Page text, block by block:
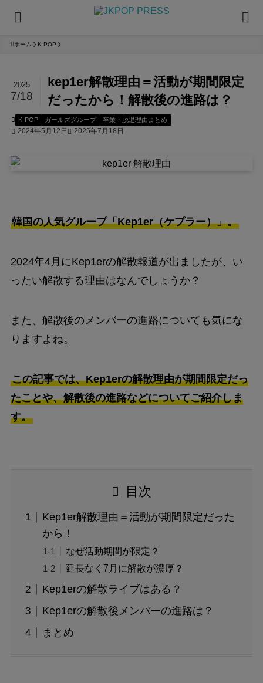
ホーム K-POP
kep1er解散理由＝活動が期間限定
だったから！解散後の進路は？
2025
7/18
K-POP ガールズグループ 卒業・脱退理由まとめ
2024年5月12日 2025年7月18日
韓国の人気グループ「Kep1er（ケプラー）」。
2024年4月にKep1erの解散報道が出ましたが、い
ったい解散する理由はなんでしょうか？
また、解散後のメンバーの進路についても気にな
りますよね。
この記事では、Kep1erの解散理由が期間限定だっ
たことや、解散後の進路などについてご紹介しま
す。
目次
Kep1er解散理由＝活動が期間限定だった
から！
なぜ活動期間が限定？
延長なく7月に解散が濃厚？
Kep1erの解散ライブはある？
Kep1erの解散後メンバーの進路は？
まとめ